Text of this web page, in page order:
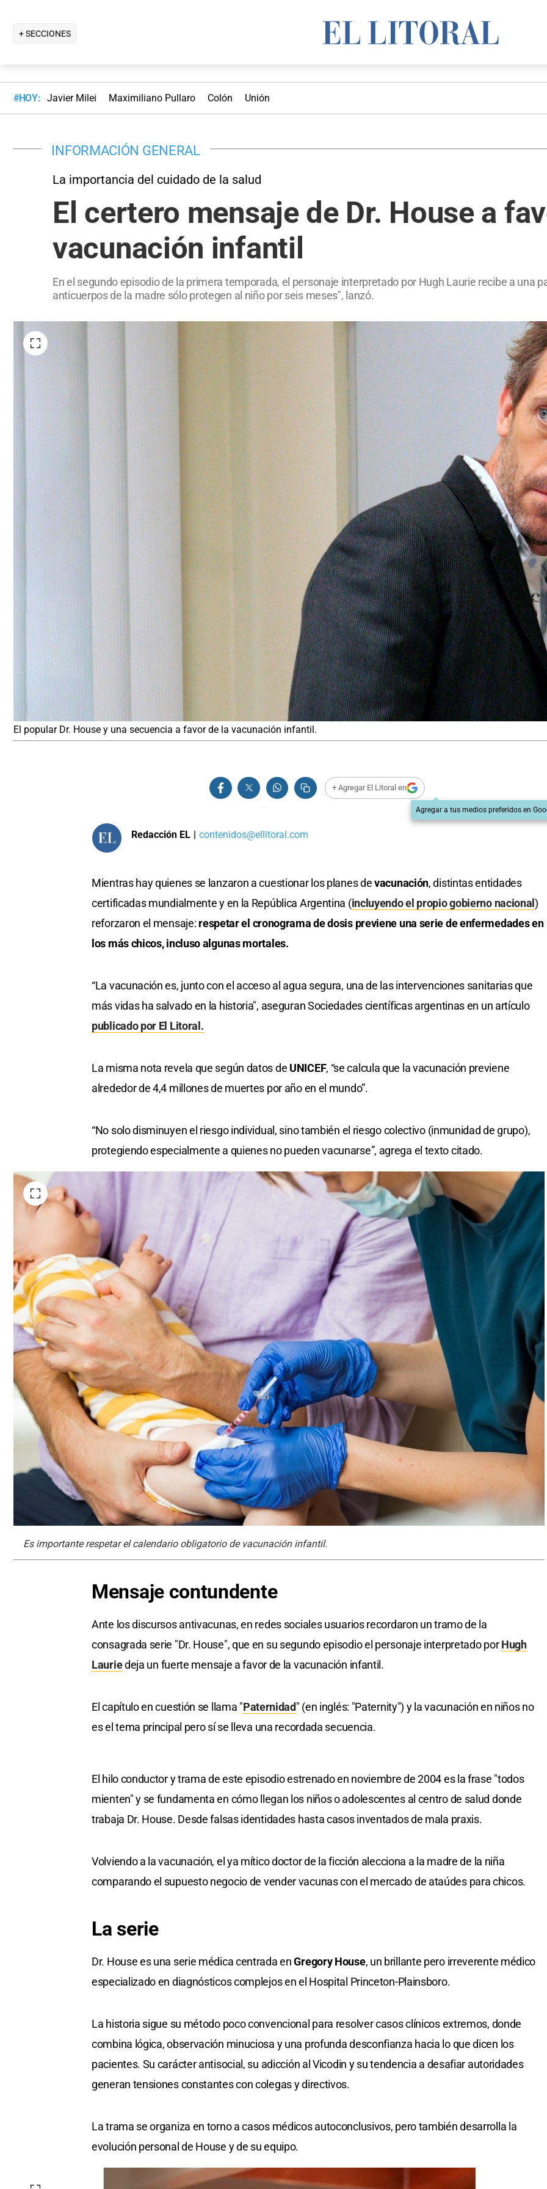
+ SECCIONES
#HOY: Javier Milei Maximiliano Pullaro Colón Unión
INFORMACIÓN GENERAL
La importancia del cuidado de la salud
El certero mensaje de Dr. House a
vacunación infantil
En el segundo episodio de la primera temporada, el personaje interpretado por Hugh Laurie recibe a una
anticuerpos de la madre sólo protegen al niño por seis meses", lanzó.
El popular Dr. House y una secuencia a favor de la vacunación infantil.
+ Agregar El Litoral en
Agregar a tus medios preferidos en
Redacción EL | contenidos@ellitoral.com
Mientras hay quienes se lanzaron a cuestionar los planes devacunación, distintas entidades
certificadas mundialmente y en la República Argentina (incluyendo el propio gobierno nacional)
reforzaron el mensaje: respetar el cronograma de dosis previene una serie de enfermedades en
los más chicos, incluso algunas mortales.
“La vacunación es, junto con el acceso al agua segura, una de las intervenciones sanitarias que
más vidas ha salvado en la historia", aseguran Sociedades científicas argentinas en un artículo
publicado por El Litoral.
La misma nota revela que según datos de UNICEF, “se calcula que la vacunación previene
alrededor de 4,4 millones de muertes por año en el mundo”.
“No solo disminuyen el riesgo individual, sino también el riesgo colectivo (inmunidad de grupo),
protegiendo especialmente a quienes no pueden vacunarse”, agrega el texto citado.
Es importante respetar el calendario obligatorio de vacunación infantil.
Mensaje contundente
Ante los discursos antivacunas, en redes sociales usuarios recordaron un tramo de la
consagrada serie "Dr. House", que en su segundo episodio el personaje interpretado porHugh
Lauriedeja un fuerte mensaje a favor de la vacunación infantil.
El capítulo en cuestión se llama "Paternidad" (en inglés: "Paternity") y la vacunación en niños no
es el tema principal pero sí se lleva una recordada secuencia.
El hilo conductor y trama de este episodio estrenado en noviembre de 2004 es la frase "todos
mienten" y se fundamenta en cómo llegan los niños o adolescentes al centro de salud donde
trabaja Dr. House. Desde falsas identidades hasta casos inventados de mala praxis.
Volviendo a la vacunación, el ya mítico doctor de la ficción alecciona a la madre de la niña
comparando el supuesto negocio de vender vacunas con el mercado de ataúdes para chicos.
La serie
Dr. House es una serie médica centrada enGregory House, un brillante pero irreverente médico
especializado en diagnósticos complejos en el Hospital Princeton-Plainsboro.
La historia sigue su método poco convencional para resolver casos clínicos extremos, donde
combina lógica, observación minuciosa y una profunda desconfianza hacia lo que dicen los
pacientes. Su carácter antisocial, su adicción al Vicodin y su tendencia a desafiar autoridades
generan tensiones constantes con colegas y directivos.
La trama se organiza en torno a casos médicos autoconclusivos, pero también desarrolla la
evolución personal de House y de su equipo.